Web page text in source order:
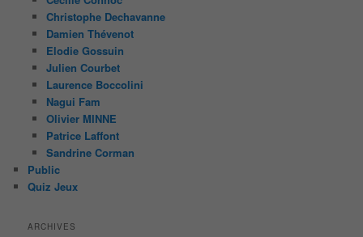
Christophe Dechavanne
Damien Thévenot
Elodie Gossuin
Julien Courbet
Laurence Boccolini
Nagui Fam
Olivier MINNE
Patrice Laffont
Sandrine Corman
Public
Quiz Jeux
ARCHIVES